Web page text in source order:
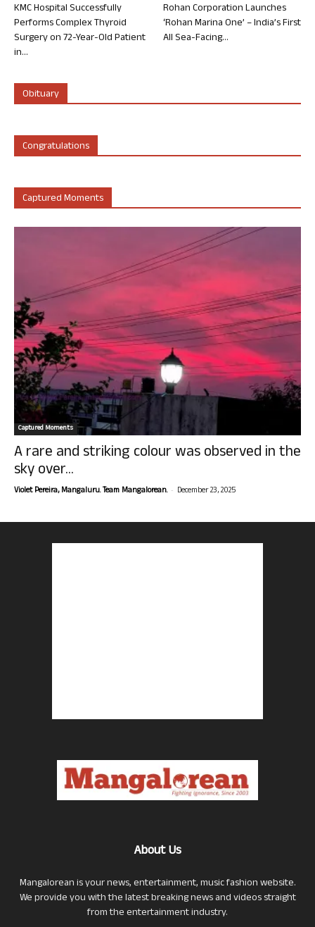
KMC Hospital Successfully
Performs Complex Thyroid
Surgery on 72-Year-Old Patient
in...
Rohan Corporation Launches
‘Rohan Marina One’ – India’s First
All Sea-Facing...
Obituary
Congratulations
Captured Moments
Captured Moments
A rare and striking colour was observed in the
sky over...
Violet Pereira, Mangaluru. Team Mangalorean. - December 23, 2025
About Us
Mangalorean is your news, entertainment, music fashion website.
We provide you with the latest breaking news and videos straight
from the entertainment industry.